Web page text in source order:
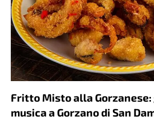
Fritto Misto alla Gorzanese:
musica a Gorzano di San